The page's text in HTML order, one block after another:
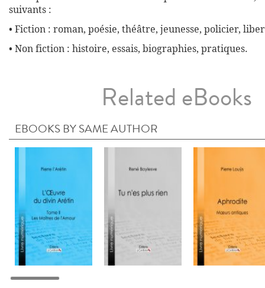
suivants :
• Fiction : roman, poésie, théâtre, jeunesse, policier,
• Non fiction : histoire, essais, biographies, pratiques.
Related eBooks
EBOOKS BY SAME AUTHOR